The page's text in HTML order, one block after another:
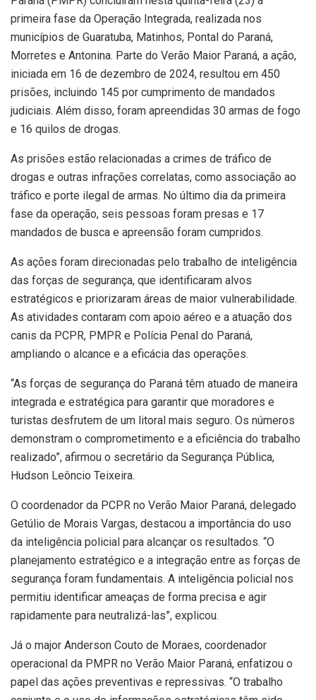
primeira fase da Operação Integrada, realizada nos
municípios de Guaratuba, Matinhos, Pontal do Paraná,
Morretes e Antonina. Parte do Verão Maior Paraná, a ação,
iniciada em 16 de dezembro de 2024, resultou em 450
prisões, incluindo 145 por cumprimento de mandados
judiciais. Além disso, foram apreendidas 30 armas de fogo
e 16 quilos de drogas.
As prisões estão relacionadas a crimes de tráfico de
drogas e outras infrações correlatas, como associação ao
tráfico e porte ilegal de armas. No último dia da primeira
fase da operação, seis pessoas foram presas e 17
mandados de busca e apreensão foram cumpridos.
As ações foram direcionadas pelo trabalho de inteligência
das forças de segurança, que identificaram alvos
estratégicos e priorizaram áreas de maior vulnerabilidade.
As atividades contaram com apoio aéreo e a atuação dos
canis da PCPR, PMPR e Polícia Penal do Paraná,
ampliando o alcance e a eficácia das operações.
“As forças de segurança do Paraná têm atuado de maneira
integrada e estratégica para garantir que moradores e
turistas desfrutem de um litoral mais seguro. Os números
demonstram o comprometimento e a eficiência do trabalho
realizado”, afirmou o secretário da Segurança Pública,
Hudson Leôncio Teixeira.
O coordenador da PCPR no Verão Maior Paraná, delegado
Getúlio de Morais Vargas, destacou a importância do uso
da inteligência policial para alcançar os resultados. “O
planejamento estratégico e a integração entre as forças de
segurança foram fundamentais. A inteligência policial nos
permitiu identificar ameaças de forma precisa e agir
rapidamente para neutralizá-las”, explicou.
Já o major Anderson Couto de Moraes, coordenador
operacional da PMPR no Verão Maior Paraná, enfatizou o
papel das ações preventivas e repressivas. “O trabalho